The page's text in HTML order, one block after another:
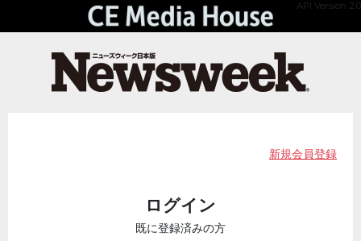
API Version 2.0
新規会員登録
ログイン
既に登録済みの方